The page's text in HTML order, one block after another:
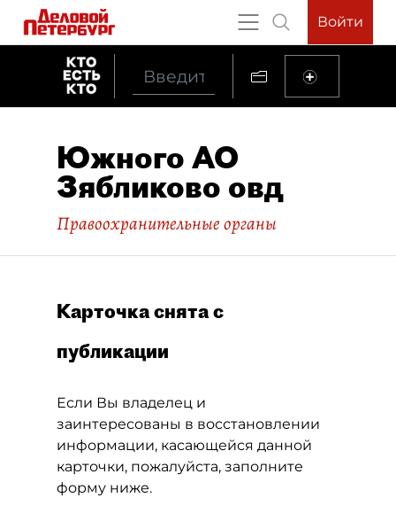
Войти
Южного АО
Зябликово овд
Правоохранительные органы
Карточка снята с
публикации
Если Вы владелец и
заинтересованы в восстановлении
информации, касающейся данной
карточки, пожалуйста, заполните
форму ниже.